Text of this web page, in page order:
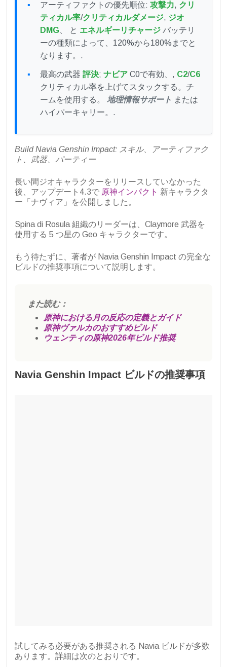
アーティファクトの優先順位: 攻撃力, クリ
ティカル率/クリティカルダメージ, ジオ
DMG 、 と エネルギーリチャージ バッテリ
ーの種類によって、120%から180%までと
なります。.
最高の武器 評決; ナビア C0で有効、, C2/C6
クリティカル率を上げてスタックする。チ
ームを使用する。 地理情報サポート または
ハイパーキャリー。.
Build Navia Genshin Impact: スキル、アーティファク
ト、武器、パーティー
長い間ジオキャラクターをリリースしていなかった
後、アップデート4.3で 原神インパクト 新キャラクタ
ー「ナヴィア」を公開しました。
Spina di Rosula 組織のリーダーは、Claymore 武器を
使用する 5 つ星の Geo キャラクターです。
もう待たずに、著者が Navia Genshin Impact の完全な
ビルドの推奨事項について説明します。
また読む：
原神における月の反応の定義とガイド
原神ヴァルカのおすすめビルド
ウェンティの原神2026年ビルド推奨
Navia Genshin Impact ビルドの推奨事項
試してみる必要がある推奨される Navia ビルドが多数
あります。詳細は次のとおりです。